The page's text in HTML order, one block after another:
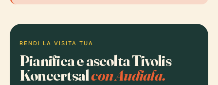
RENDI LA VISITA TUA
Pianifica e ascolta Tivolis
Koncertsalcon Audiala.